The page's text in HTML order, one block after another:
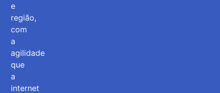
e
região,
com
a
agilidade
que
a
internet